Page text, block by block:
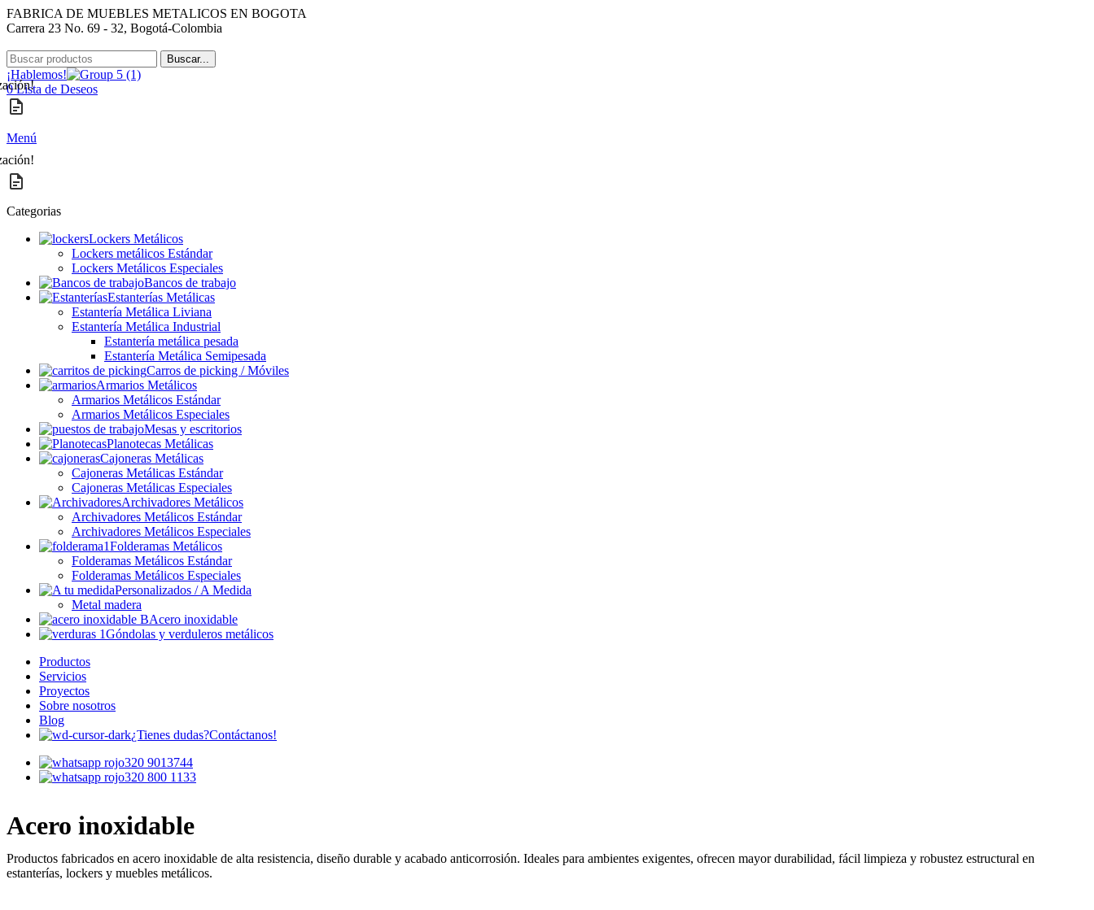
FABRICA DE MUEBLES METALICOS EN BOGOTA
Carrera 23 No. 69 - 32, Bogotá-Colombia
Buscar...
¡Hablemos!
0Lista de Deseos
Menú
Categorias
Lockers Metálicos
Lockers metálicos Estándar
Lockers Metálicos Especiales
Bancos de trabajo
Estanterías Metálicas
Estantería Metálica Liviana
Estantería Metálica Industrial
Estantería metálica pesada
Estantería Metálica Semipesada
Carros de picking / Móviles
Armarios Metálicos
Armarios Metálicos Estándar
Armarios Metálicos Especiales
Mesas y escritorios
Planotecas Metálicas
Cajoneras Metálicas
Cajoneras Metálicas Estándar
Cajoneras Metálicas Especiales
Archivadores Metálicos
Archivadores Metálicos Estándar
Archivadores Metálicos Especiales
Folderamas Metálicos
Folderamas Metálicos Estándar
Folderamas Metálicos Especiales
Personalizados / A Medida
Metal madera
Acero inoxidable
Góndolas y verduleros metálicos
Productos
Servicios
Proyectos
Sobre nosotros
Blog
¿Tienes dudas?Contáctanos!
320 9013744
320 800 1133
Acero inoxidable
Productos fabricados en acero inoxidable de alta resistencia, diseño durable y acabado anticorrosión. Ideales para ambientes exigentes, ofrecen mayor durabilidad, fácil limpieza y robustez estructural en
estanterías, lockers y muebles metálicos.